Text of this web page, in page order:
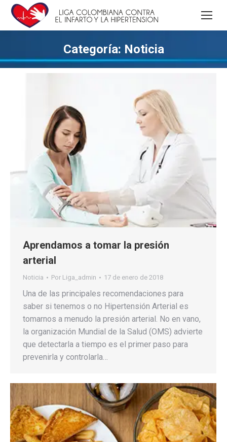
Categoría: Noticia
Aprendamos a tomar la presión
arterial
Noticia Por Liga_admin 17 de enero de 2018
Una de las principales recomendaciones para
saber si tenemos o no Hipertensión Arterial es
tomarnos a menudo la presión arterial. No en vano,
la organización Mundial de la Salud (OMS) advierte
que detectarla a tiempo es el primer paso para
prevenirla y controlarla…